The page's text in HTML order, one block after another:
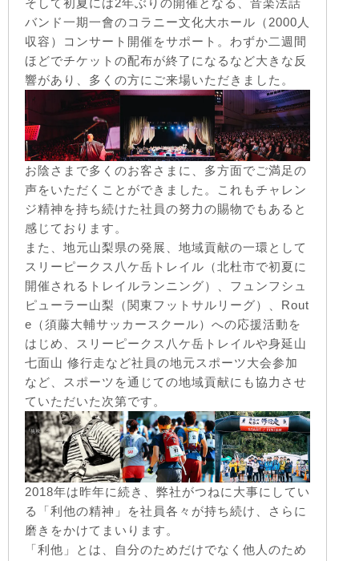
そして初夏には2年ぶりの開催となる、音楽法話
バンド一期一會のコラニー文化大ホール（2000人
収容）コンサート開催をサポート。わずか二週間
ほどでチケットの配布が終了になるなど大きな反
響があり、多くの方にご来場いただきました。
お陰さまで多くのお客さまに、多方面でご満足の
声をいただくことができました。これもチャレン
ジ精神を持ち続けた社員の努力の賜物でもあると
感じております。
また、地元山梨県の発展、地域貢献の一環として
スリーピークス八ケ岳トレイル （北杜市で初夏に
開催されるトレイルランニング）
フュンフシュ
ピューラー山梨
（関東フットサルリーグ）
Rout
e （須藤大輔サッカースクール） への応援活動を
はじめ、
スリーピークス八ケ岳トレイルや身延山
七面山 修行走など社員の地元スポーツ大会参加
など、スポーツを通じての地域貢献にも協力させ
ていただいた次第です。
2018年は昨年に続き、弊社がつねに大事にしてい
る「利他の精神」を社員各々が持ち続け、さらに
磨きをかけてまいります。
「利他」とは、自分のためだけでなく他人のため